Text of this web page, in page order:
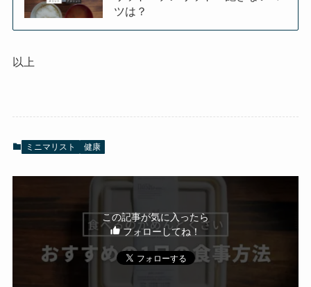
ツは？
以上
ミニマリスト 健康
この記事が気に入ったら
フォローしてね！